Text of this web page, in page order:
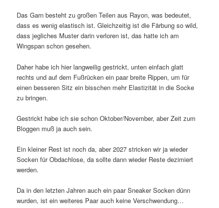
Das Garn besteht zu großen Teilen aus Rayon, was bedeutet,
dass es wenig elastisch ist. Gleichzeitig ist die Färbung so wild,
dass jegliches Muster darin verloren ist, das hatte ich am
Wingspan schon gesehen.
Daher habe ich hier langweilig gestrickt, unten einfach glatt
rechts und auf dem Fußrücken ein paar breite Rippen, um für
einen besseren Sitz ein bisschen mehr Elastizität in die Socke
zu bringen.
Gestrickt habe ich sie schon Oktober/November, aber Zeit zum
Bloggen muß ja auch sein.
Ein kleiner Rest ist noch da, aber 2027 stricken wir ja wieder
Socken für Obdachlose, da sollte dann wieder Reste dezimiert
werden.
Da in den letzten Jahren auch ein paar Sneaker Socken dünn
wurden, ist ein weiteres Paar auch keine Verschwendung…